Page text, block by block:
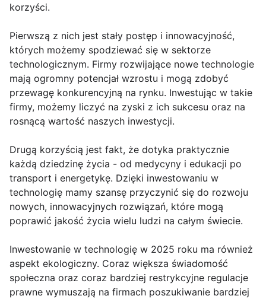
korzyści.
Pierwszą z nich jest stały postęp i innowacyjność,
których możemy spodziewać się w sektorze
technologicznym. Firmy rozwijające nowe technologie
mają ogromny potencjał wzrostu i mogą zdobyć
przewagę konkurencyjną na rynku. Inwestując w takie
firmy, możemy liczyć na zyski z ich sukcesu oraz na
rosnącą wartość naszych inwestycji.
Drugą korzyścią jest fakt, że dotyka praktycznie
każdą dziedzinę życia - od medycyny i edukacji po
transport i energetykę. Dzięki inwestowaniu w
technologię mamy szansę przyczynić się do rozwoju
nowych, innowacyjnych rozwiązań, które mogą
poprawić jakość życia wielu ludzi na całym świecie.
Inwestowanie w technologię w 2025 roku ma również
aspekt ekologiczny. Coraz większa świadomość
społeczna oraz coraz bardziej restrykcyjne regulacje
prawne wymuszają na firmach poszukiwanie bardziej